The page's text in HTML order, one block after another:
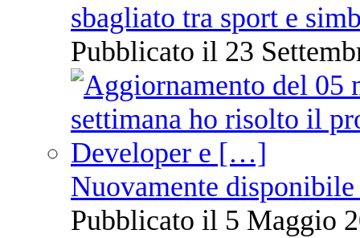
sbagliato tra sport e
Pubblicato il 23
Nuovamente
Pubblicato il 5 Maggio